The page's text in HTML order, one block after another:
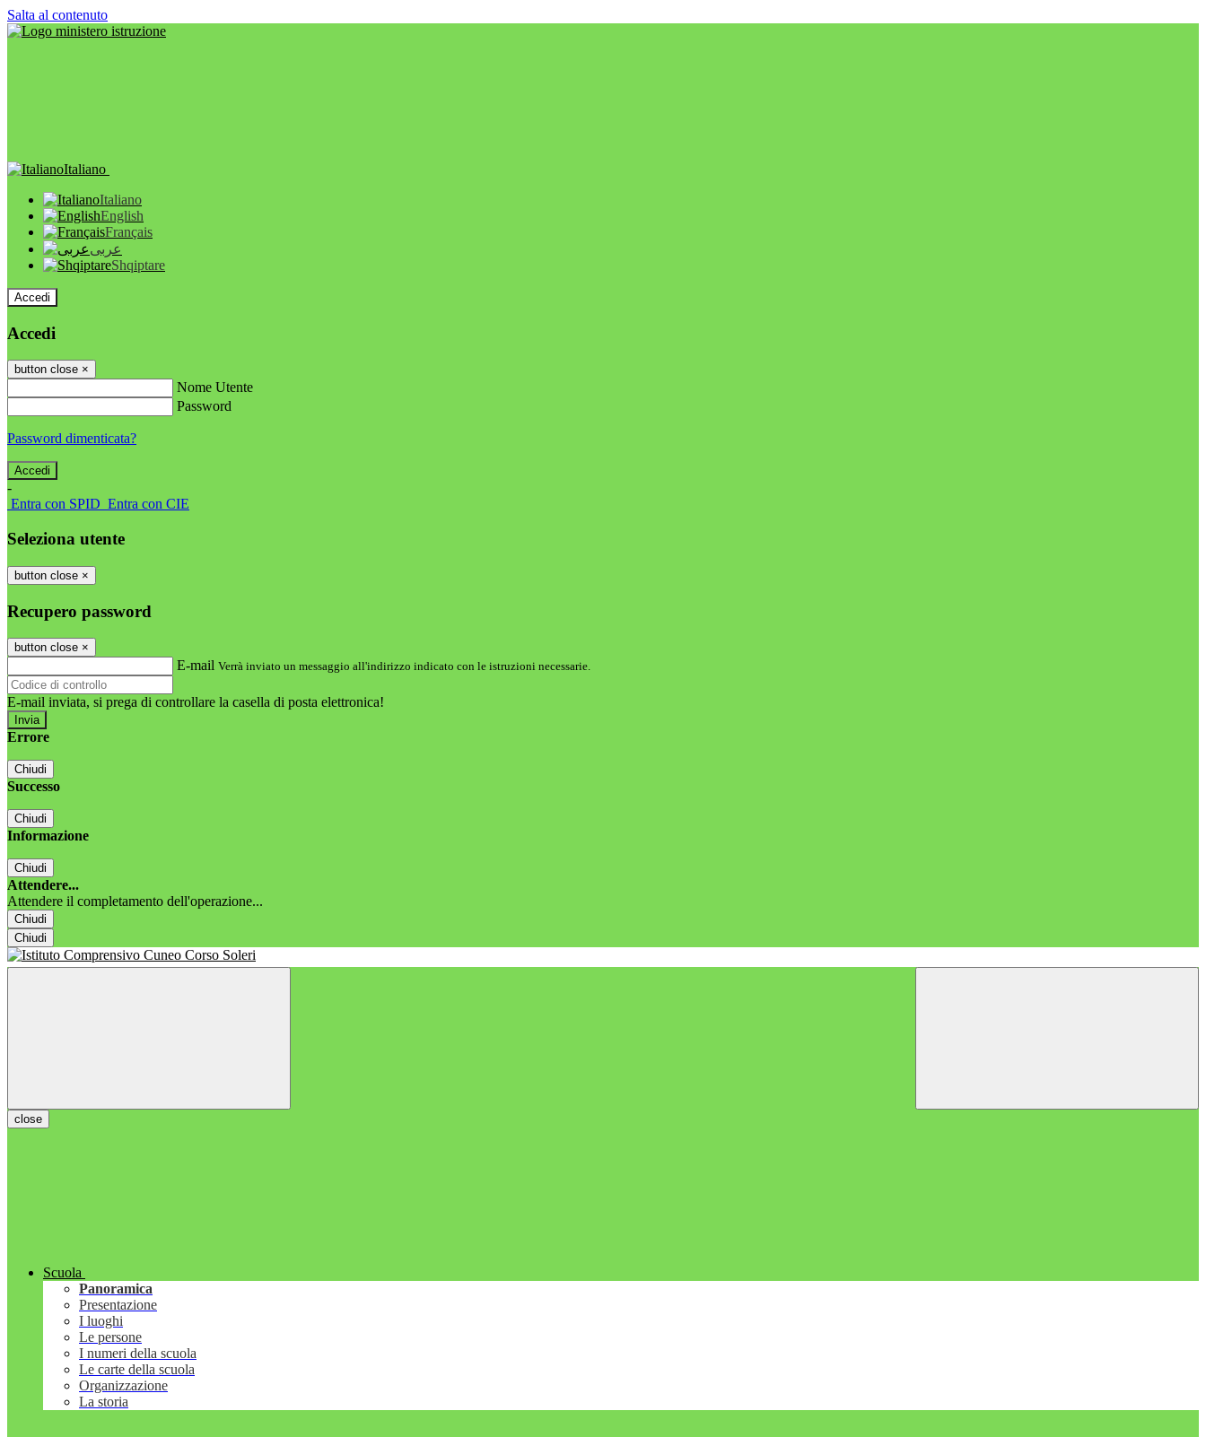
Salta al contenuto
Italiano
Italiano
English
Français
عربى
Shqiptare
Accedi
Accedi
button close ×
Nome Utente
Password
Password dimenticata?
-
Entra con SPID Entra con CIE
Seleziona utente
button close ×
Recupero password
button close ×
E-mail Verrà inviato un messaggio all'indirizzo indicato con le istruzioni necessarie.
E-mail inviata, si prega di controllare la casella di posta elettronica!
Errore
Chiudi
Successo
Chiudi
Informazione
Chiudi
Attendere...
Attendere il completamento dell'operazione...
Chiudi
Chiudi
close
Scuola
Panoramica
Presentazione
I luoghi
Le persone
I numeri della scuola
Le carte della scuola
Organizzazione
La storia